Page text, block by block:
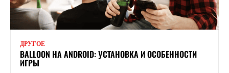
ДРУГОЕ
BALLOON НА ANDROID: УСТАНОВКА И ОСОБЕННОСТИ
ИГРЫ